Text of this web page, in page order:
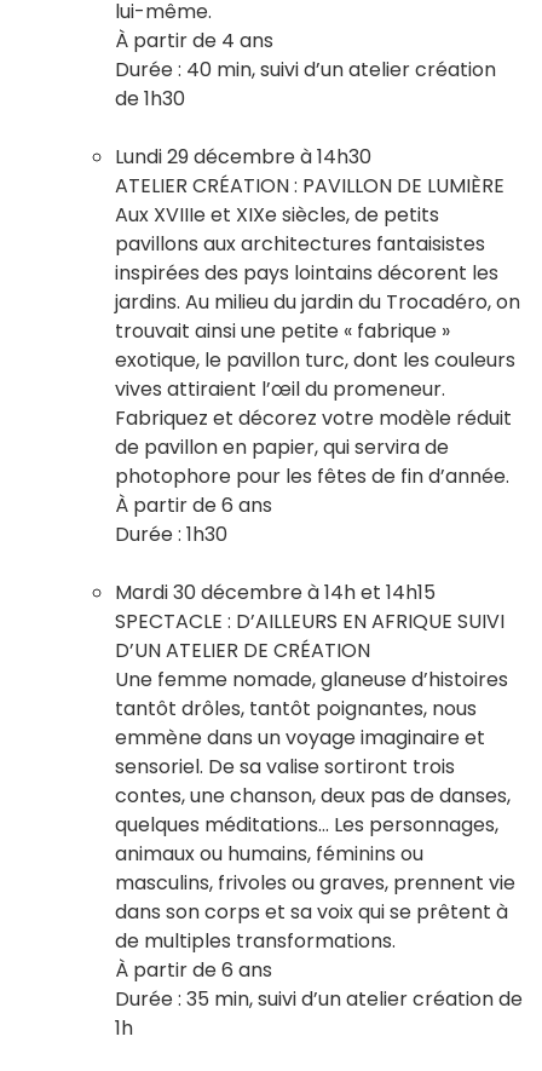
lui-même.
À partir de 4 ans
Durée : 40 min, suivi d’un atelier création
de 1h30
Lundi 29 décembre à 14h30
ATELIER CRÉATION : PAVILLON DE LUMIÈRE
Aux XVIIIe et XIXe siècles, de petits
pavillons aux architectures fantaisistes
inspirées des pays lointains décorent les
jardins. Au milieu du jardin du Trocadéro, on
trouvait ainsi une petite « fabrique »
exotique, le pavillon turc, dont les couleurs
vives attiraient l’œil du promeneur.
Fabriquez et décorez votre modèle réduit
de pavillon en papier, qui servira de
photophore pour les fêtes de fin d’année.
À partir de 6 ans
Durée : 1h30
Mardi 30 décembre à 14h et 14h15
SPECTACLE : D’AILLEURS EN AFRIQUE SUIVI
D’UN ATELIER DE CRÉATION
Une femme nomade, glaneuse d’histoires
tantôt drôles, tantôt poignantes, nous
emmène dans un voyage imaginaire et
sensoriel. De sa valise sortiront trois
contes, une chanson, deux pas de danses,
quelques méditations… Les personnages,
animaux ou humains, féminins ou
masculins, frivoles ou graves, prennent vie
dans son corps et sa voix qui se prêtent à
de multiples transformations.
À partir de 6 ans
Durée : 35 min, suivi d’un atelier création de
1h